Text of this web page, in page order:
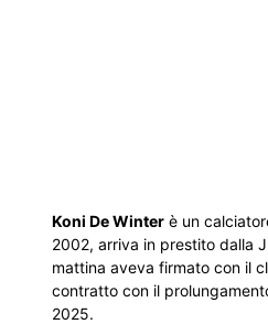
Koni De Winter è un
2002, arriva in prestito dalla
mattina aveva firmato con il
contratto con il
2025.